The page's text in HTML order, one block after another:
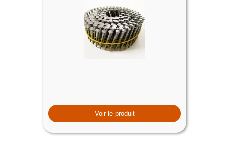
Voir le produit